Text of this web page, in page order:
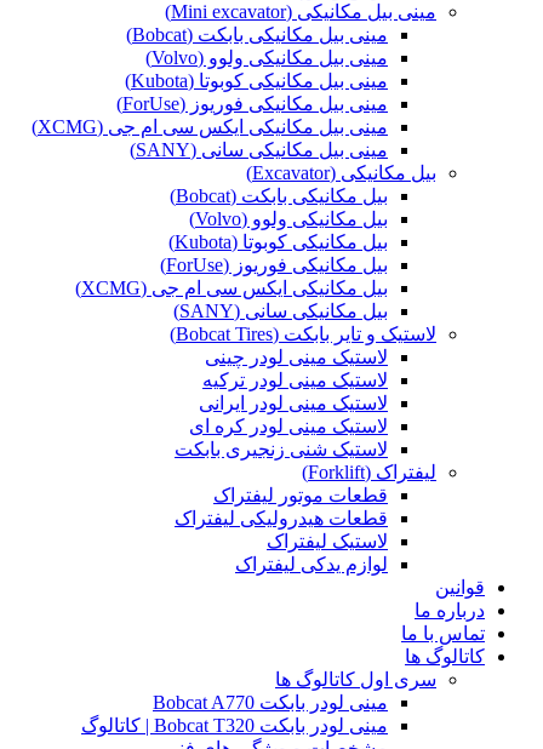
مینی بیل مکانیکی (Mini excavator)
مینی بیل مکانیکی بابکت (Bobcat)
مینی بیل مکانیکی ولوو (Volvo)
مینی بیل مکانیکی کوبوتا (Kubota)
مینی بیل مکانیکی فوریوز (ForUse)
مینی بیل مکانیکی ایکس سی ام جی (XCMG)
مینی بیل مکانیکی سانی (SANY)
بیل مکانیکی (Excavator)
بیل مکانیکی بابکت (Bobcat)
بیل مکانیکی ولوو (Volvo)
بیل مکانیکی کوبوتا (Kubota)
بیل مکانیکی فوریوز (ForUse)
بیل مکانیکی ایکس سی ام جی (XCMG)
بیل مکانیکی سانی (SANY)
لاستیک و تایر بابکت (Bobcat Tires)
لاستیک مینی لودر چینی
لاستیک مینی لودر ترکیه
لاستیک مینی لودر ایرانی
لاستیک مینی لودر کره ای
لاستیک شنی زنجیری بابکت
لیفتراک (Forklift)
قطعات موتور لیفتراک
قطعات هیدرولیکی لیفتراک
لاستیک لیفتراک
لوازم یدکی لیفتراک
قوانین
درباره ما
تماس با ما
کاتالوگ ها
سری اول کاتالوگ ها
مینی لودر بابکت Bobcat A770
مینی لودر بابکت Bobcat T320 | کاتالوگ